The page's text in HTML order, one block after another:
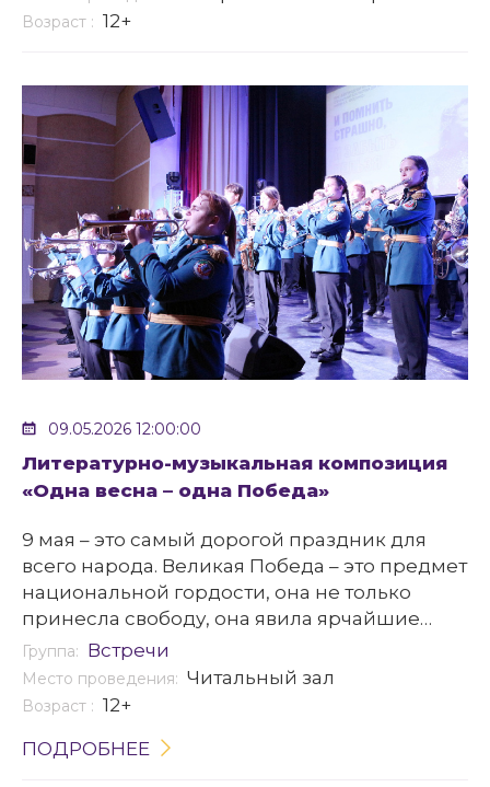
Возраст : 12+
09.05.2026 12:00:00
Литературно-музыкальная композиция
«Одна весна – одна Победа»
9 мая – это самый дорогой праздник для
всего народа. Великая Победа – это предмет
национальной гордости, она не только
принесла свободу, она явила ярчайшие
примеры героизма и патриотизма.
Группа: Встречи
Место проведения: Читальный зал
Возраст : 12+
ПОДРОБНЕЕ